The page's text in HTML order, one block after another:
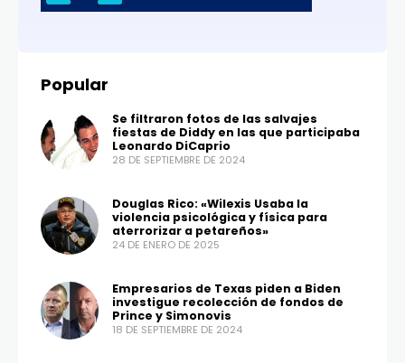
Popular
Se filtraron fotos de las salvajes
fiestas de Diddy en las que participaba
Leonardo DiCaprio
28 DE SEPTIEMBRE DE 2024
Douglas Rico: «Wilexis Usaba la
violencia psicológica y física para
aterrorizar a petareños»
24 DE ENERO DE 2025
Empresarios de Texas piden a Biden
investigue recolección de fondos de
Prince y Simonovis
18 DE SEPTIEMBRE DE 2024